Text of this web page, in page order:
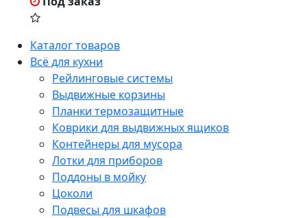
Каталог товаров
Всё для кухни
Рейлинговые системы
Выдвижные корзины
Планки термозащитные
Коврики для выдвижных ящиков
Контейнеры для мусора
Лотки для приборов
Поддоны в мойку
Цоколи
Подвесы для шкафов